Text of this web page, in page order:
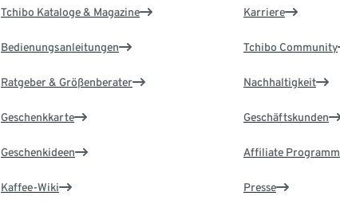
Tchibo Kataloge & Magazine
Bedienungsanleitungen
Ratgeber & Größenberater
Geschenkkarte
Geschenkideen
Kaffee-Wiki
Karriere
Tchibo Community
Nachhaltigkeit
Geschäftskunden
Affiliate Programm
Presse